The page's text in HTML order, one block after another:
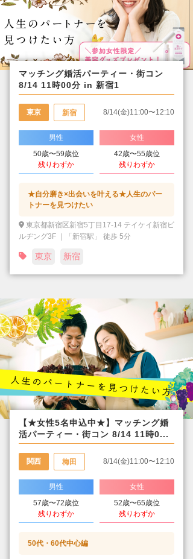
マッチング婚活パーティー・街コン
8/14 11時00分 in 新宿1
東京 新宿 8/14(金)11:00〜12:10
男性
50歳〜59歳位
残りわずか
女性
42歳〜55歳位
残りわずか
★自分磨き×出会いを叶える★人生のパー
トナーを見つけたい
東京都新宿区新宿5丁目17-14 テイケイ新宿ビ
ルヂング3F ｜「新宿駅」 徒歩 5分
東京 新宿
【★女性5名申込中★】マッチング婚
活パーティー・街コン 8/14 11時0...
関西 梅田 8/14(金)11:00〜12:10
男性
57歳〜72歳位
残りわずか
女性
52歳〜65歳位
残りわずか
50代・60代中心編